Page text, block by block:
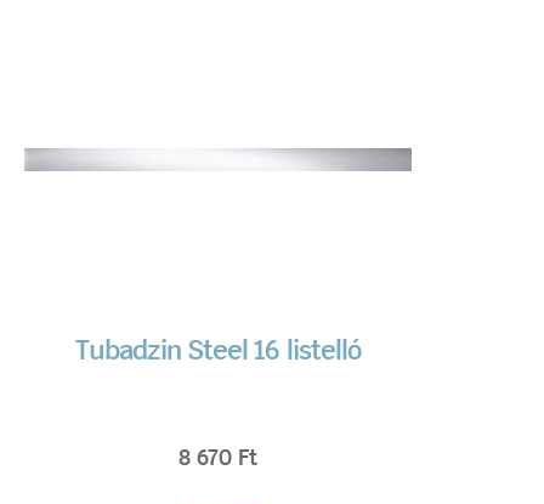
Tubadzin Steel 16 listelló
8 670 Ft